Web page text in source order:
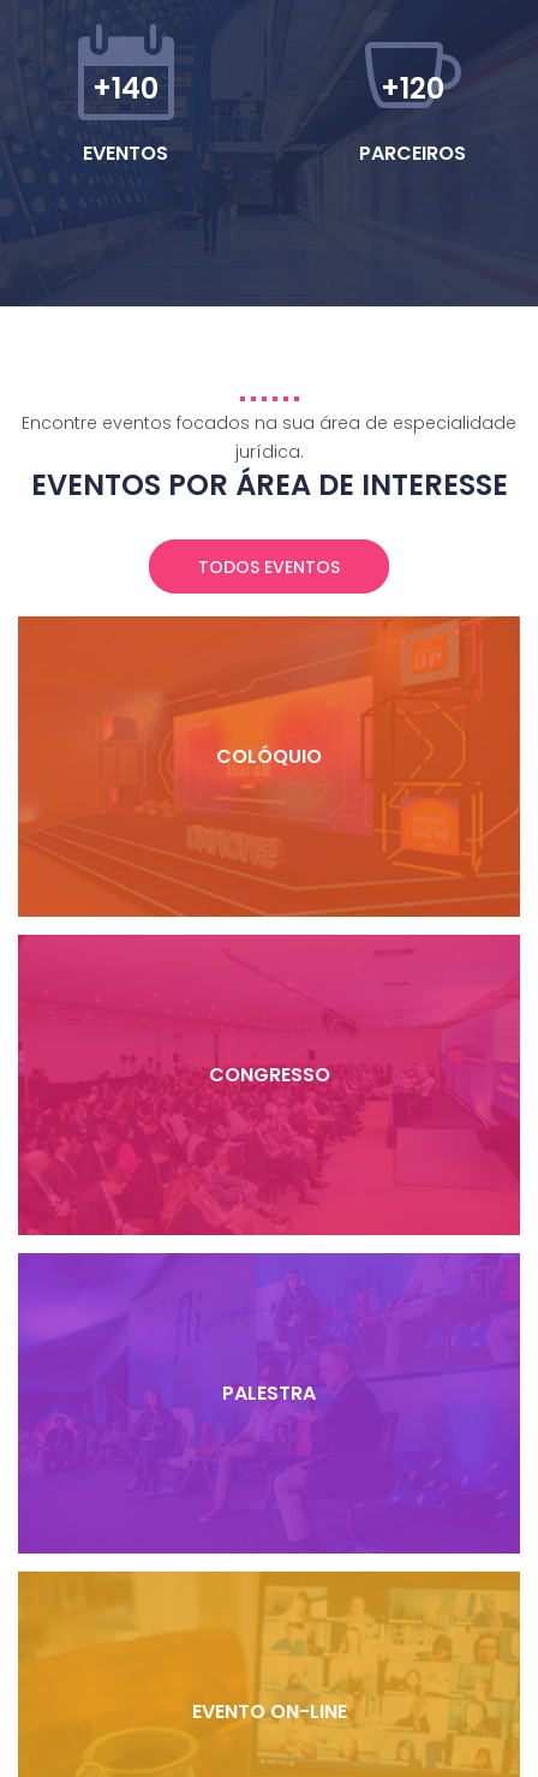
+140
EVENTOS
+120
PARCEIROS
Encontre eventos focados na sua área de especialidade
jurídica.
EVENTOS POR ÁREA DE INTERESSE
TODOS EVENTOS
COLÓQUIO
CONGRESSO
PALESTRA
EVENTO ON-LINE